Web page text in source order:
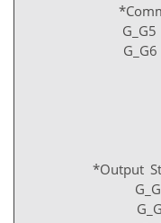
*Output